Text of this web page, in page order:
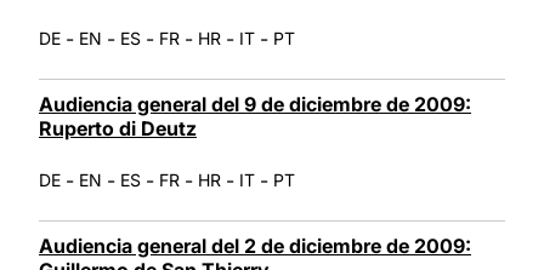
DE - EN - ES - FR - HR - IT - PT
Audiencia general del 9 de diciembre de 2009:
Ruperto di Deutz
DE - EN - ES - FR - HR - IT - PT
Audiencia general del 2 de diciembre de 2009: